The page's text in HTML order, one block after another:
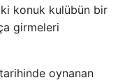
konuk kulübün bir
girmeleri
oynanan